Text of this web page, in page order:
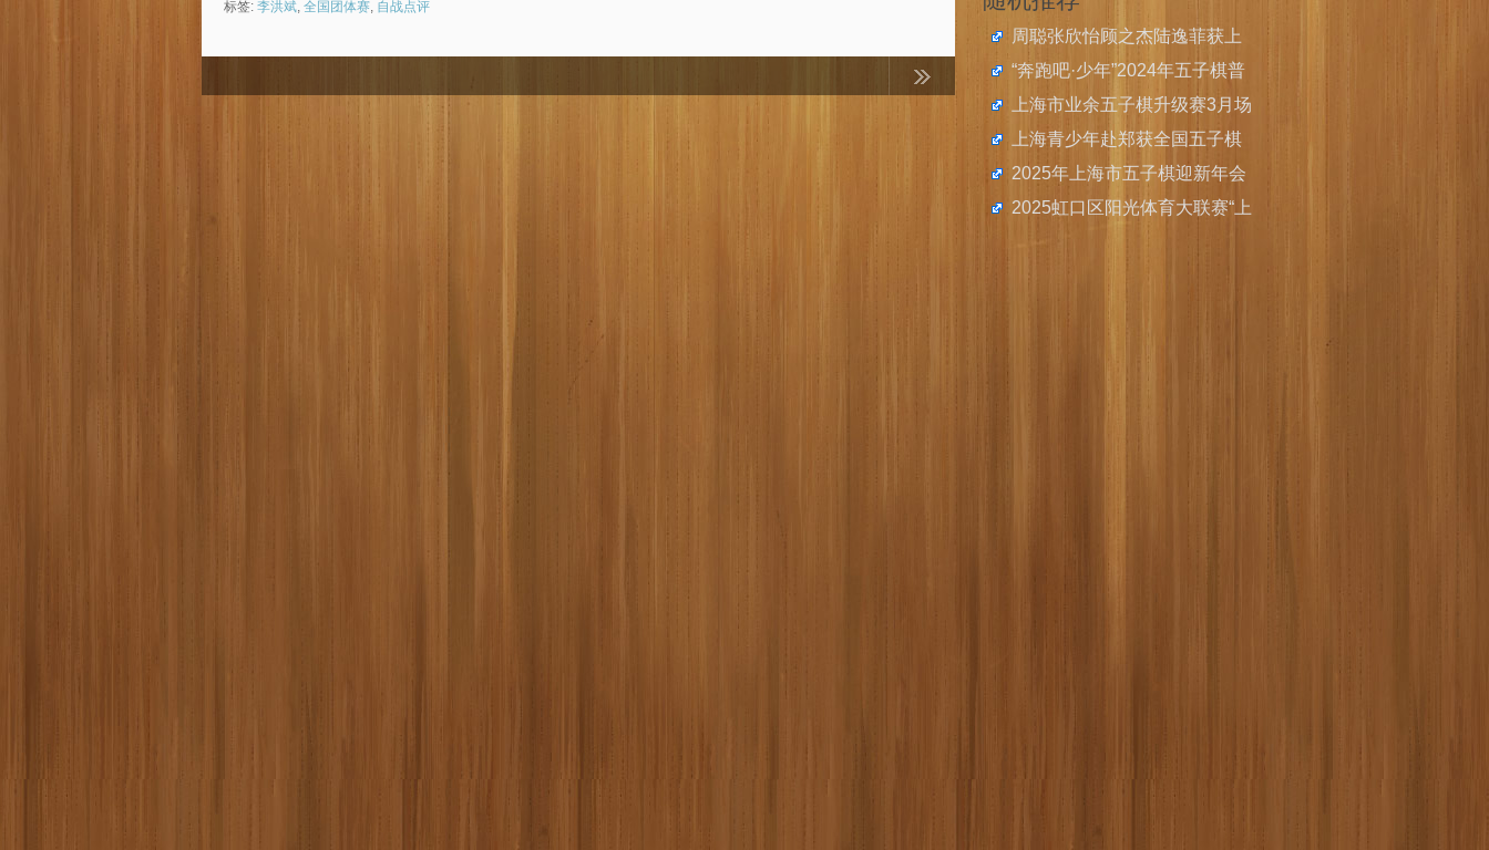
标签: 李洪斌 全国团体赛 自战点评
周聪张欣怡顾之杰陆逸菲获上
海市民运动会五子棋总决赛金
军
“奔跑吧·少年”2024年五子棋普
及推广活动举行
上海市业余五子棋升级赛3月场
开始报名
上海青少年赴郑获全国五子棋
校际联赛总决赛2金3银2铜
2025年上海市五子棋迎新年会
举办
2025虹口区阳光体育大联赛“上